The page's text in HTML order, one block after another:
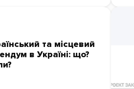
та місцевий
в Україні: що?